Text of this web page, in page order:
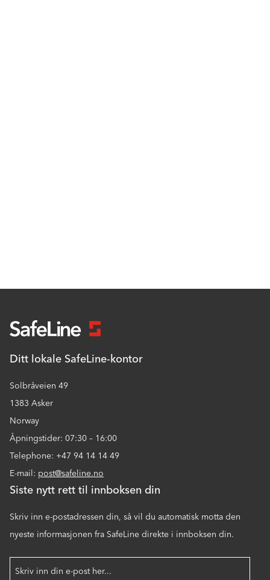
Ditt lokale SafeLine-kontor
Solbråveien 49
1383 Asker
Norway
Åpningstider: 07:30 – 16:00
Telephone: +47 94 14 14 49
E-mail: post@safeline.no
Siste nytt rett til innboksen din
Skriv inn e-postadressen din, så vil du automatisk motta den
nyeste informasjonen fra SafeLine direkte i innboksen din.